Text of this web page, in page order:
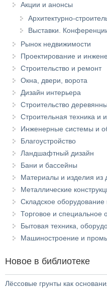
Акции и анонсы
Архитектурно-
Выставки.
Рынок недвижимости
Проектирование и
Строительство и ремонт
Окна, двери, ворота
Дизайн интерьера
Строительство
Строительная техника и
Инженерные системы и
Благоустройство
Ландшафтный дизайн
Бани и бассейны
Материалы и изделия из
Металлические
Складское оборудование
Торговое и специальное
Бытовая техника,
Машиностроение и
Новое в библиотеке
Лёссовые грунты как